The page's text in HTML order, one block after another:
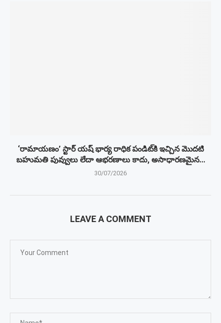
‘రామాయణం’ స్టార్ యష్ భార్య రాధిక పండిట్‌కి ఇచ్చిన మొదటి
బహుమతి పువ్వులు లేదా ఆభరణాలు కాదు, అసాధారణమైన...
30/07/2026
LEAVE A COMMENT